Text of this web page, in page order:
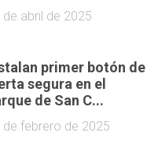
de abril de 2025
primer botón de
segura en el
de San C...
de febrero de 2025